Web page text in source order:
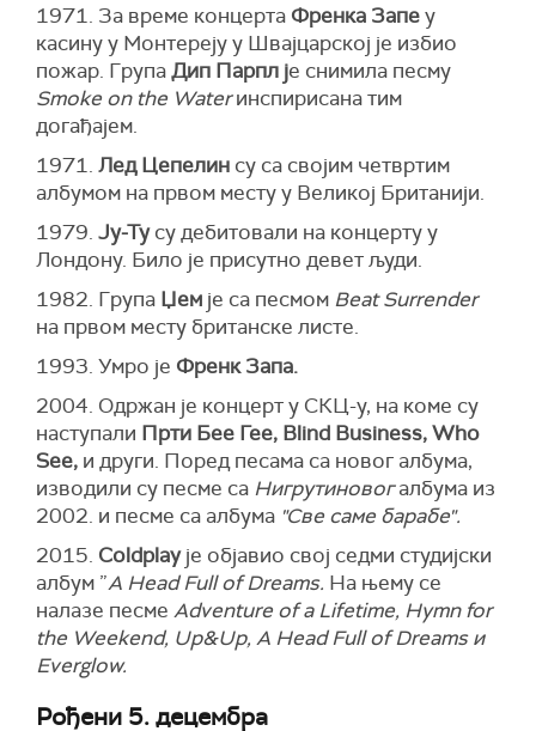
1971. За време концерта Френка Запеу
касину у Монтереју у Швајцарској је избио
пожар. ГрупаДип Парпл је снимила песму
Smoke on the Waterинспирисана тим
догађајем.
1971. Лед Цепелин су са својим четвртим
албумом на првом месту у Великој Британији.
1979. Ју-Тусу дебитовали на концерту у
Лондону. Било је присутно девет људи.
1982. Група Џем је са песмом Beat Surrender
на првом месту британске листе.
1993. Умро је Френк Запа.
2004. Одржан је концерт у СКЦ-у, на коме су
наступали Прти Бее Гее, Blind Business, Who
See, и други. Поред песама са новог албума,
изводили су песме са Нигрутиновогалбума из
2002. и песме са албума "Све саме барабе".
2015. Coldplayје објавио свој седми студијски
албум ”A Head Full of Dreams. На њему се
налазе песме Adventure of a Lifetime, Hymn for
the Weekend, Up&Up, A Head Full of Dreams и
Everglow.
Рођени 5. децембра